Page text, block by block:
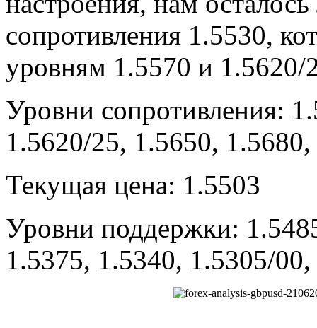
сопротивления 1.5530,
уровням 1.5570 и 1.5620/
Уровни сопротивления:
1.5620/25, 1.5650,
Текущая цена: 1.5503
Уровни поддержки:
1.5375, 1.5340, 1.5305/